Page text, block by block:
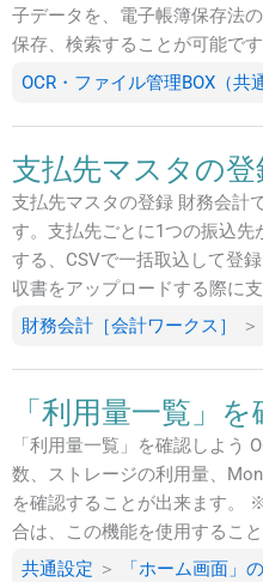
子データを、電子帳簿保存法
保存、検索することが可能で
OCR・ファイル管理BOX（共
支払先マスタの登
支払先マスタの登録 財務会計
す。支払先ごとに1つの振込
する、CSVで一括取込して登
収書をアップロードする際に
財務会計［会計ワークス］
＞
「利用量一覧」
「利用量一覧」を確認しよう
数、ストレージの利用量、
を確認することが出来ます。
合は、この機能を使用するこ
共通設定 ＞ 「ホーム画面」